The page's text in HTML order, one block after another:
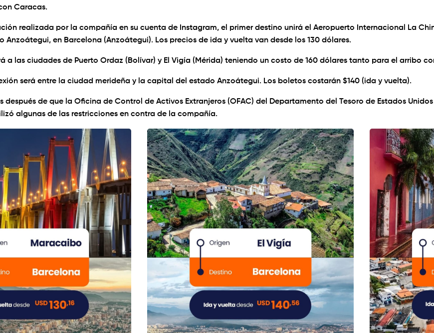
Caracas.
realizada por la compañía en su cuenta de Instagram, el primer destino unirá el Aeropuerto Internacional La
Anzoátegui, en Barcelona (Anzoátegui). Los precios de ida y vuelta van desde los 130 dólares.
a las ciudades de Puerto Ordaz (Bolívar) y El Vigía (Mérida) teniendo un costo de 160 dólares tanto para el arribo
será entre la ciudad merideña y la capital del estado Anzoátegui. Los boletos costarán $140 (ida y vuelta).
después de que la Oficina de Control de Activos Extranjeros (OFAC) del Departamento del Tesoro de Estados
algunas de las restricciones en contra de la compañía.